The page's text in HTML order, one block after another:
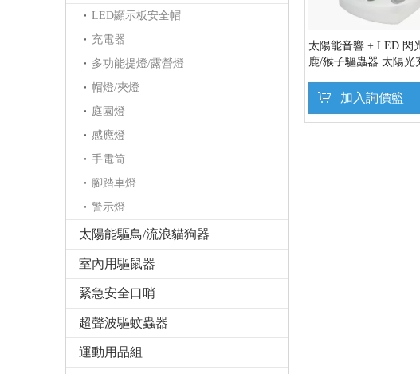
LED顯示板安全帽
充電器
多功能提燈/露營燈
帽燈/夾燈
庭園燈
感應燈
手電筒
腳踏車燈
警示燈
太陽能驅鳥/流浪貓狗器
室內用驅鼠器
緊急安全口哨
超聲波驅蚊蟲器
運動用品組
太陽能音響 + LED 閃
鹿/猴子驅蟲器 太陽光
防除器加入詢價籃